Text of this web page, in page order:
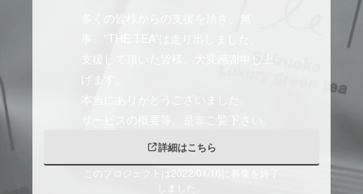
ビジネス・起業 チャレンジ
CAMPFIRE for Social Good
CAMPFIRE Creation
CAMPFIREふるさと納税machi-ya
多くの皆様からの支援を頂き、無
事、”THE TEA”は走り出しました。
支援して頂いた皆様、大変感謝申し上
本当にありがとうございました。
詳細はこちら
このプロジェクトは2022/01/16に募集を終了